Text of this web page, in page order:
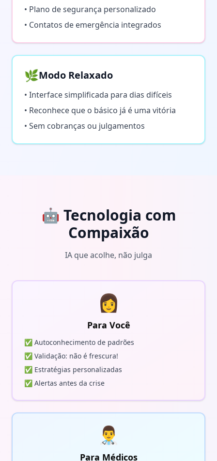
• Plano de segurança personalizado
• Contatos de emergência integrados
🌿Modo Relaxado
• Interface simplificada para dias difíceis
• Reconhece que o básico já é uma vitória
• Sem cobranças ou julgamentos
🤖 Tecnologia com
Compaixão
IA que acolhe, não julga
👩
Para Você
✅ Autoconhecimento de padrões
✅ Validação: não é frescura!
✅ Estratégias personalizadas
✅ Alertas antes da crise
👨‍⚕️
Para Médicos